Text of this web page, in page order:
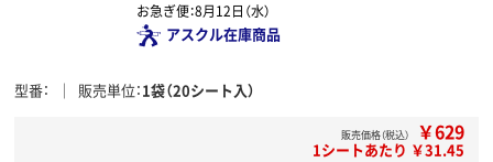
お急ぎ便：8月12日（水）
アスクル在庫商品
型番 販売単位 1袋（20シート入）
販売価格（税込） ￥629
1シートあたり ￥31.45